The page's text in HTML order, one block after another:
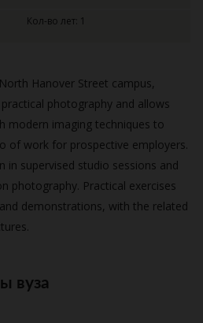
Кол-во лет: 1
Hanover Street campus,
photography and allows
modern imaging techniques to
of work for prospective employers.
in supervised studio sessions and
photography. Practical exercises
demonstrations, with the related
вуза